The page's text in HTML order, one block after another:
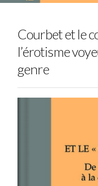
Courbet et le
l’érotisme
genre